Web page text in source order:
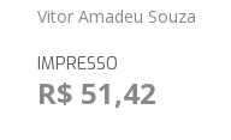
Vitor Amadeu Souza
IMPRESSO
R$ 51,42